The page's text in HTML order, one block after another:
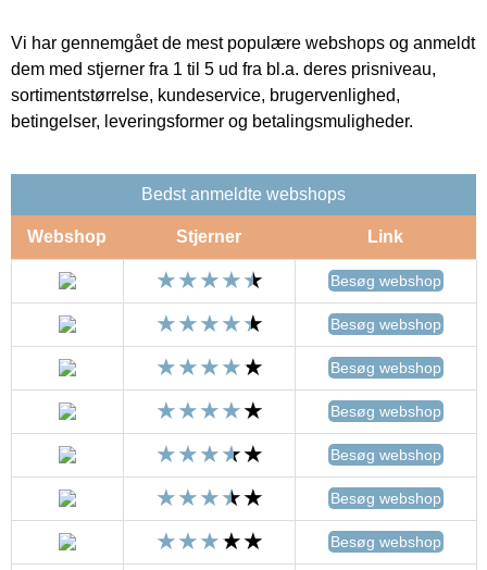
Vi har gennemgået de mest populære webshops og anmeldt
dem med stjerner fra 1 til 5 ud fra bl.a. deres prisniveau,
sortimentstørrelse, kundeservice, brugervenlighed,
betingelser, leveringsformer og betalingsmuligheder.
Bedst anmeldte webshops
Webshop Stjerner Link
Besøg webshop
Besøg webshop
Besøg webshop
Besøg webshop
Besøg webshop
Besøg webshop
Besøg webshop